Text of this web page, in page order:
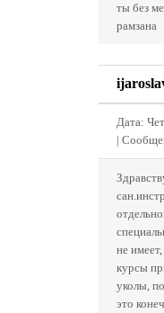
ты без
рамзана
Дата:
|
не
курсы
уколы,
это